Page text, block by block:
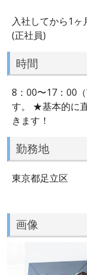
入社してから1ヶ
(正社員)
時間
8：00〜17：00
す。 ★基本的に
きます！
勤務地
東京都足立区
画像